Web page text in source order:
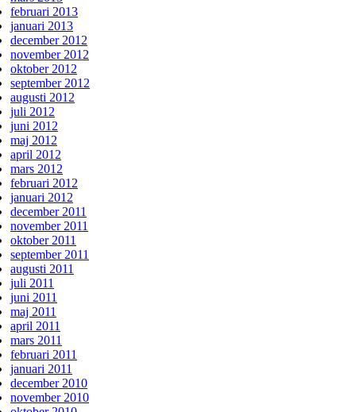
februari 2013
januari 2013
december 2012
november 2012
oktober 2012
september 2012
augusti 2012
juli 2012
juni 2012
maj 2012
april 2012
mars 2012
februari 2012
januari 2012
december 2011
november 2011
oktober 2011
september 2011
augusti 2011
juli 2011
juni 2011
maj 2011
april 2011
mars 2011
februari 2011
januari 2011
december 2010
november 2010